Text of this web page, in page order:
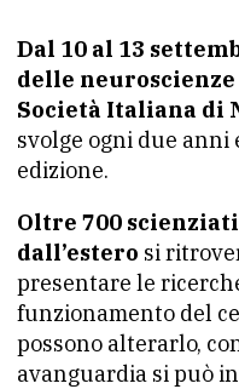
Dal 10 al 13
delle neuroscienze
Società Italiana di
svolge ogni due
edizione.
Oltre 700
dall’estero si
presentare le
funzionamento del
possono alterarlo,
avanguardia si può